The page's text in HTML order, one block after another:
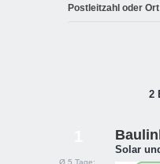
Postleitzahl oder Ort
2
Ø 5 Tage:
Solar